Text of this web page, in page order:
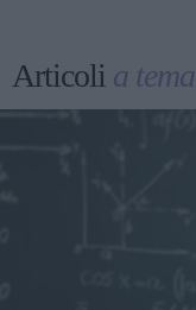
Articoli a tema